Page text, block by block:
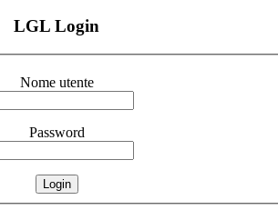
LGL Login
Nome utente
Password